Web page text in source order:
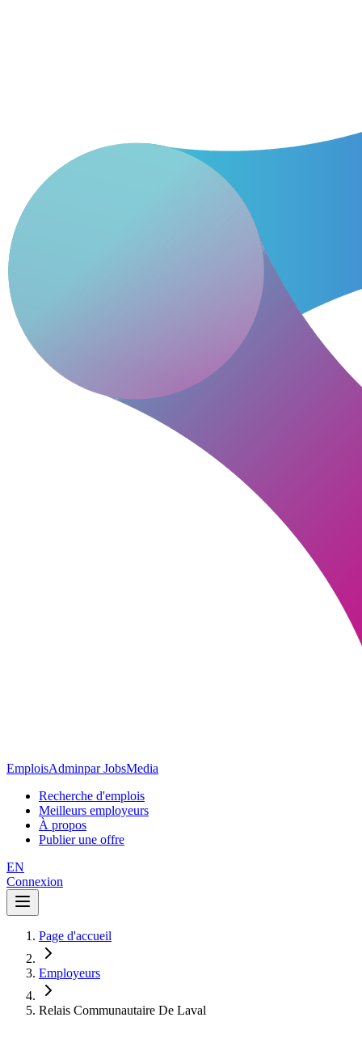
EmploisAdminpar JobsMedia
Recherche d'emplois
Meilleurs employeurs
À propos
Publier une offre
EN
Connexion
Page d'accueil
Employeurs
Relais Communautaire De Laval